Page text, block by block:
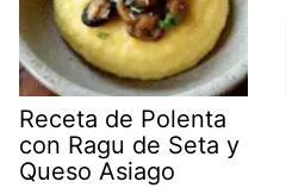
Receta de Polenta
con Ragu de Seta y
Queso Asiago